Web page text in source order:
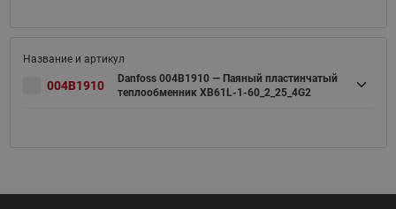
004B1910
Danfoss 004B1910 — Паяный пластинчатый
теплообменник XB61L-1-60_2_25_4G2